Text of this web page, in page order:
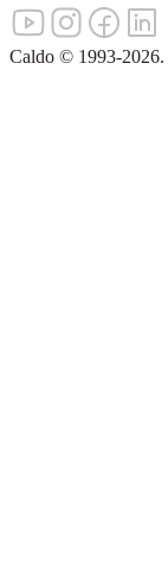
Caldo © 1993-2026.